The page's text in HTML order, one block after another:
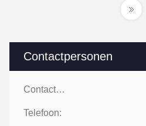
Contactpersonen
Contactpersonen:
Telefoon: